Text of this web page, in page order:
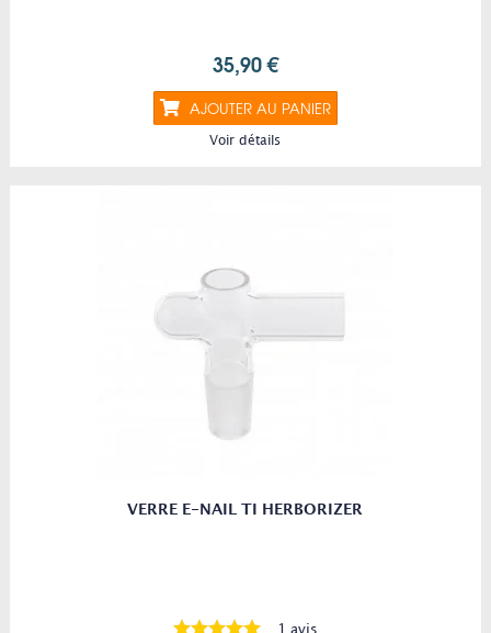
35,90 €
AJOUTER AU PANIER
Voir détails
VERRE E-NAIL TI HERBORIZER
1 avis